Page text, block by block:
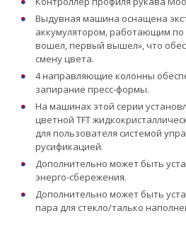
Выдувная машина оснащена
аккумулятором, работающим
вошел, первый вышел», что
смену цвета.
4 направляющие колонны
запирание пресс-формы.
На машинах этой серии
цветной TFT
для пользователя системой
русификацией.
Дополнительно может быть
энерго-сбережения.
Дополнительно может быть
пара для стекло/талько